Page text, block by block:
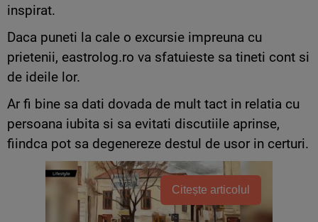
inspirat.
Daca puneti la cale o excursie impreuna cu
prietenii, eastrolog.ro va sfatuieste sa tineti cont si
de ideile lor.
Ar fi bine sa dati dovada de mult tact in relatia cu
persoana iubita si sa evitati discutiile aprinse,
fiindca pot sa degenereze destul de usor in certuri.
Citește articolul